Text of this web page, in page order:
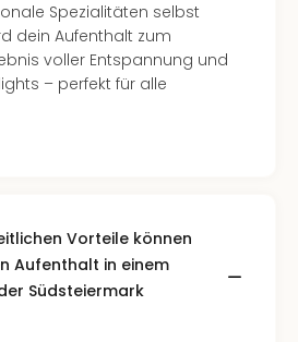
Spezialitäten selbst
dein Aufenthalt zum
voller Entspannung und
– perfekt für alle
Vorteile können
Aufenthalt in einem
Südsteiermark